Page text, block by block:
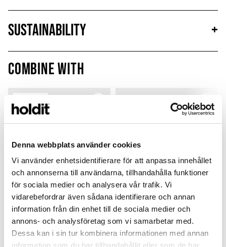
Denna webbplats använder cookies
Vi använder enhetsidentifierare för att anpassa innehållet
och annonserna till användarna, tillhandahålla funktioner
för sociala medier och analysera vår trafik. Vi
vidarebefordrar även sådana identifierare och annan
information från din enhet till de sociala medier och
annons- och analysföretag som vi samarbetar med.
Dessa kan i sin tur kombinera informationen med annan
information som du har tillhandahållit eller som de har
Sustainability
+
Combine with
Card Holder Silicone Case